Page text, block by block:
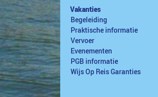
Vakanties
Begeleiding
Praktische informatie
Vervoer
Evenementen
PGB informatie
Wijs Op Reis Garanties